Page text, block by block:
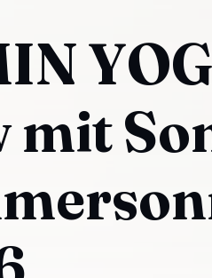
mit